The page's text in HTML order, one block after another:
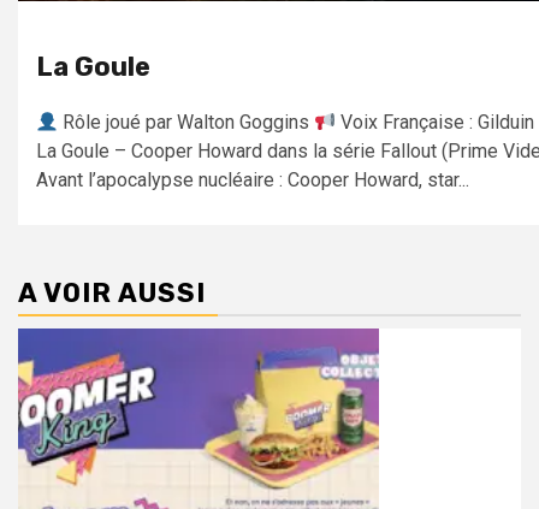
La Goule
Rôle joué par Walton Goggins
Voix Française :
La Goule – Cooper Howard dans la série Fallout (Prime
Avant l’apocalypse nucléaire : Cooper Howard, star...
A VOIR AUSSI